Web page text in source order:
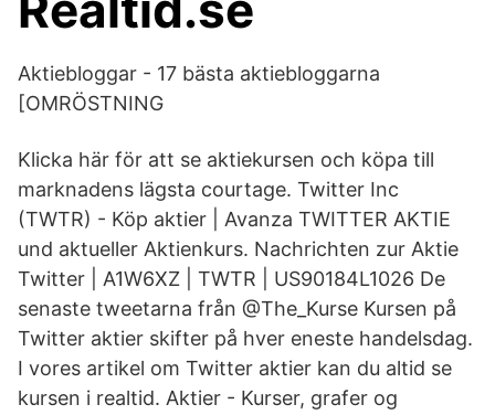
Aktiebloggar - 17 bästa aktiebloggarna
[OMRÖSTNING
Klicka här för att se aktiekursen och köpa till
marknadens lägsta courtage. Twitter Inc
(TWTR) - Köp aktier | Avanza TWITTER AKTIE
und aktueller Aktienkurs. Nachrichten zur Aktie
Twitter | A1W6XZ | TWTR | US90184L1026 De
senaste tweetarna från @The_Kurse Kursen på
Twitter aktier skifter på hver eneste handelsdag.
I vores artikel om Twitter aktier kan du altid se
kursen i realtid. Aktier - Kurser, grafer og